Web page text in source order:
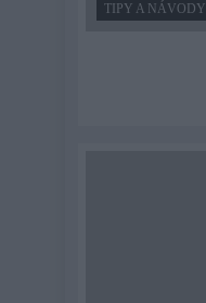
TIPY A NÁVODY